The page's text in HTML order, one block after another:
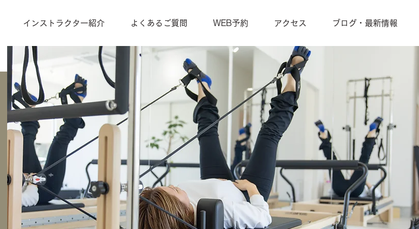
インストラクター紹介 よくあるご質問 WEB予約 アクセス ブログ・最新情報